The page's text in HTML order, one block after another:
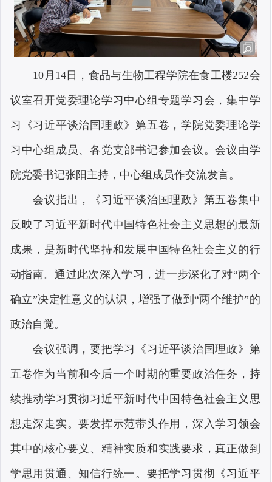
10月14日，食品与生物工程学院在食工楼252会
议室召开党委理论学习中心组专题学习会，集中学
习《习近平谈治国理政》第五卷，学院党委理论学
习中心组成员、各党支部书记参加会议。会议由学
院党委书记张阳主持，中心组成员作交流发言。
会议指出，《习近平谈治国理政》第五卷集中
反映了习近平新时代中国特色社会主义思想的最新
成果，是新时代坚持和发展中国特色社会主义的行
动指南。通过此次深入学习，进一步深化了对“两个
确立”决定性意义的认识，增强了做到“两个维护”的
政治自觉。
会议强调，要把学习《习近平谈治国理政》第
五卷作为当前和今后一个时期的重要政治任务，持
续推动学习贯彻习近平新时代中国特色社会主义思
想走深走实。要发挥示范带头作用，深入学习领会
其中的核心要义、精神实质和实践要求，真正做到
学思用贯通、知信行统一。要把学习贯彻《习近平